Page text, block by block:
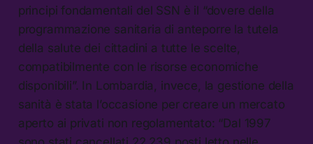
principi fondamentali del SSN è il “dovere della
programmazione sanitaria di anteporre la tutela
della salute dei cittadini a tutte le scelte,
compatibilmente con le risorse economiche
disponibili”. In Lombardia, invece, la gestione della
sanità è stata l’occasione per creare un mercato
aperto ai privati non regolamentato: “Dal 1997